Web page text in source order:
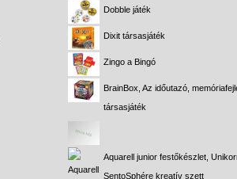
Dobble játék
Dixit társasjáték
Zingo a Bingó
BrainBox, Az időutazó,
társasjáték
Aquarell junior festőkészlet,
SentoSphére kreatív szett